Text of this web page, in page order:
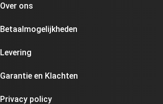
Over ons
Betaalmogelijkheden
Levering
Garantie en Klachten
Privacy policy